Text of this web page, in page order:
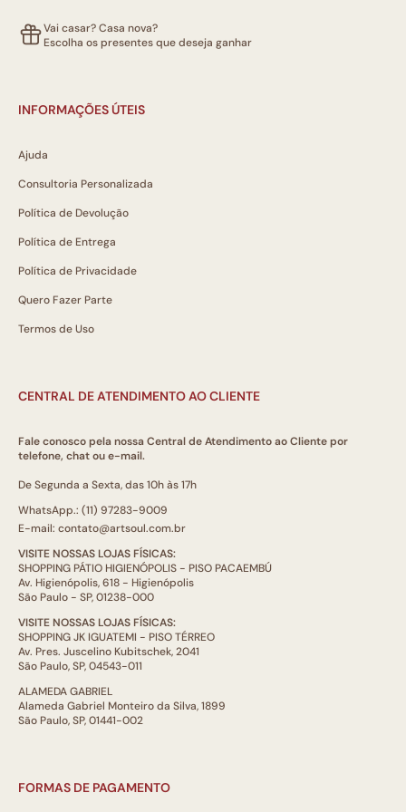
Vai casar? Casa nova?
Escolha os presentes que deseja ganhar
INFORMAÇÕES ÚTEIS
Ajuda
Consultoria Personalizada
Política de Devolução
Política de Entrega
Política de Privacidade
Quero Fazer Parte
Termos de Uso
CENTRAL DE ATENDIMENTO AO CLIENTE
Fale conosco pela nossa Central de Atendimento ao Cliente por
telefone, chat ou e-mail.
De Segunda a Sexta, das 10h às 17h
WhatsApp.: (11) 97283-9009
E-mail: contato@artsoul.com.br
VISITE NOSSAS LOJAS FÍSICAS:
SHOPPING PÁTIO HIGIENÓPOLIS - PISO PACAEMBÚ
Av. Higienópolis, 618 - Higienópolis
São Paulo - SP, 01238-000
VISITE NOSSAS LOJAS FÍSICAS:
SHOPPING JK IGUATEMI - PISO TÉRREO
Av. Pres. Juscelino Kubitschek, 2041
São Paulo, SP, 04543-011
ALAMEDA GABRIEL
Alameda Gabriel Monteiro da Silva, 1899
São Paulo, SP, 01441-002
FORMAS DE PAGAMENTO